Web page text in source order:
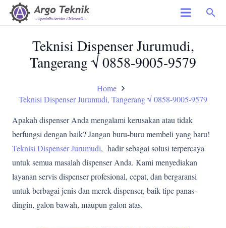
search
Teknisi Dispenser Jurumudi,
Tangerang √ 0858-9005-9579
Home
Teknisi Dispenser Jurumudi, Tangerang √ 0858-9005-9579
Apakah dispenser Anda mengalami kerusakan atau tidak
berfungsi dengan baik? Jangan buru-buru membeli yang baru!
Teknisi Dispenser Jurumudi, hadir sebagai solusi terpercaya
untuk semua masalah dispenser Anda. Kami menyediakan
layanan servis dispenser profesional, cepat, dan bergaransi
untuk berbagai jenis dan merek dispenser, baik tipe panas-
dingin, galon bawah, maupun galon atas.